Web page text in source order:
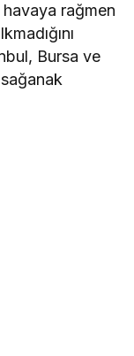
rağmen
Bursa ve